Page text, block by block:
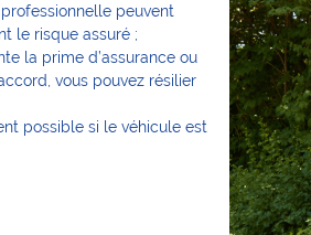
peuvent
le risque assuré ;
la prime d’assurance ou
vous pouvez résilier
possible si le véhicule est